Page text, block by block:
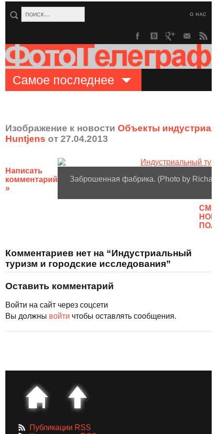
О НАС
Самое последнее
Изображение к новостиОбъекты
Huntjens от 27.04.2013
Написать
комментарий
»
Заброшенная фабрика. (Photo by
Комментариев нет на “Индустриальный
туризм и городские исследования”
Оставить комментарий
Войти на сайт через соцсети
Вы должны войти чтобы оставлять сообщения.
Публикации RSS